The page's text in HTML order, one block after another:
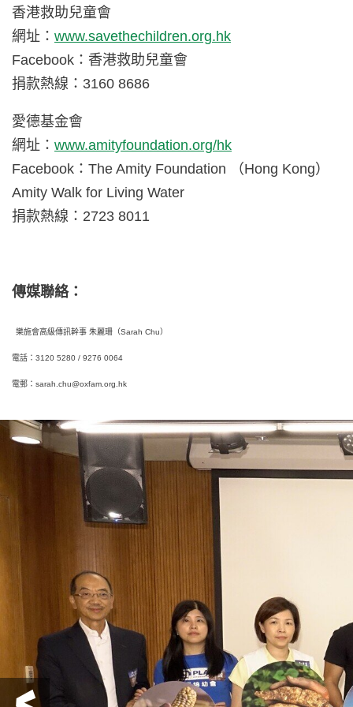
香港救助兒童會
網址： www.savethechildren.org.hk
Facebook：香港救助兒童會
捐款熱線：3160 8686
愛德基金會
網址： www.amityfoundation.org/hk
Facebook：The Amity Foundation （Hong Kong）
Amity Walk for Living Water
捐款熱線：2723 8011
傳媒聯絡：
樂施會高級傳訊幹事 朱麗珊（Sarah Chu）
電話：3120 5280 / 9276 0064
電郵： sarah.chu@oxfam.org.hk